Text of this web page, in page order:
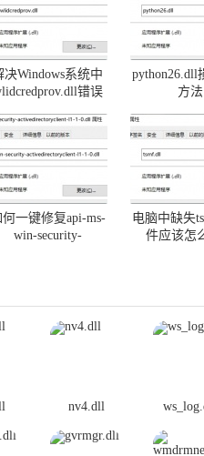
决Windows系统中
错误
python26.dll
方法
何一键修复api-ms-
win-security-
电脑中缺失
件应该怎
nv4.dll